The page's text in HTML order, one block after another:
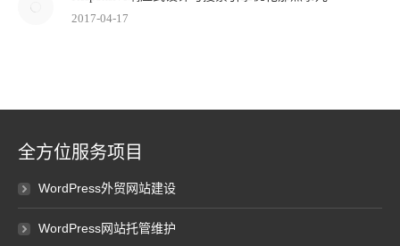
2017-04-17
全方位服务项目
WordPress外贸网站建设
WordPress网站托管维护